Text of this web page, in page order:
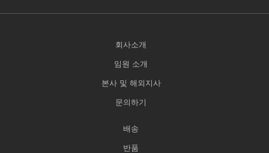
회사소개
임원 소개
본사 및 해외지사
문의하기
배송
반품